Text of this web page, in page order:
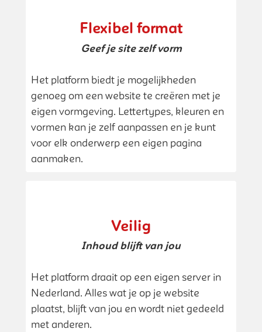
Flexibel format
Geef je site zelf vorm
Het platform biedt je mogelijkheden
genoeg om een website te creëren met je
eigen vormgeving. Lettertypes, kleuren en
vormen kan je zelf aanpassen en je kunt
voor elk onderwerp een eigen pagina
aanmaken.
Veilig
Inhoud blijft van jou
Het platform draait op een eigen server in
Nederland. Alles wat je op je website
plaatst, blijft van jou en wordt niet gedeeld
met anderen.